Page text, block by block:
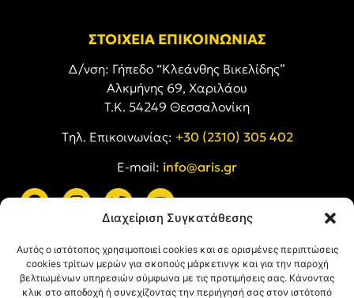
Διαχείριση Συγκατάθεσης
Αυτός ο ιστότοπος χρησιμοποιεί cookies και σε ορισμένες περιπτώσεις
cookies τρίτων μερών για σκοπούς μάρκετινγκ και για την παροχή
βελτιωμένων υπηρεσιών σύμφωνα με τις προτιμήσεις σας. Κάνοντας
κλικ στο αποδοχή ή συνεχίζοντας την περιήγησή σας στον ιστότοπό
ΣΤΟΙΧΕΙΑ ΕΠΙΚΟΙΝΩΝΙΑΣ
Δ/νση: Γήπεδο “Κλεάνθης Βικελίδης”
Αλκμήνης 69, Χαριλάου
Τ.Κ. 54249 Θεσσαλονίκη
Tηλ. Επικοινωνίας: +30 (2310) 305 402
E-mail: info@aris.gr